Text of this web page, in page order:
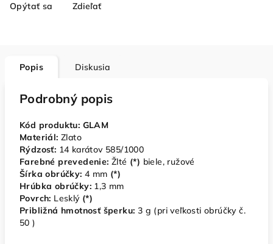
Opýtať sa Zdieľať
Popis Diskusia
Podrobný popis
Kód produktu: GLAM
Materiál: Zlato
Rýdzosť: 14 karátov 585/1000
Farebné prevedenie: Žlté (*) biele, ružové
Šírka obrúčky: 4 mm (*)
Hrúbka obrúčky: 1,3 mm
Povrch: Lesklý (*)
Približná hmotnosť šperku: 3 g (pri veľkosti obrúčky č.
50 )